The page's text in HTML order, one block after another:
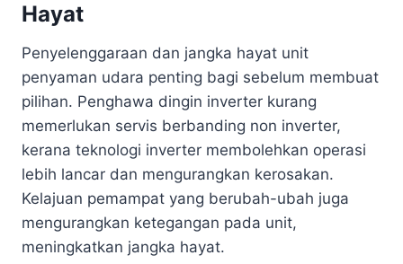
Hayat
Penyelenggaraan dan jangka hayat unit
penyaman udara penting bagi sebelum membuat
pilihan. Penghawa dingin inverter kurang
memerlukan servis berbanding non inverter,
kerana teknologi inverter membolehkan operasi
lebih lancar dan mengurangkan kerosakan.
Kelajuan pemampat yang berubah-ubah juga
mengurangkan ketegangan pada unit,
meningkatkan jangka hayat.